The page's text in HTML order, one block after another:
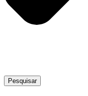
Pesquisar